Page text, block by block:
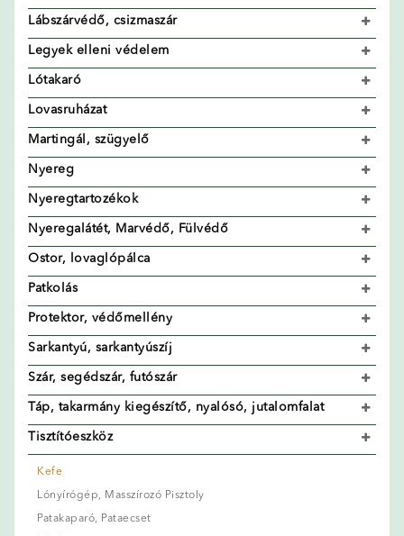
Lábszárvédő, csizmaszár
Legyek elleni védelem
Lótakaró
Lovasruházat
Martingál, szügyelő
Nyereg
Nyeregtartozékok
Nyeregalátét, Marvédő, Fülvédő
Ostor, lovaglópálca
Patkolás
Protektor, védőmellény
Sarkantyú, sarkantyúszíj
Szár, segédszár, futószár
Táp, takarmány kiegészítő, nyalósó, jutalomfalat
Tisztítóeszköz
Kefe
Lónyírógép, Masszírozó Pisztoly
Patakaparó, Pataecset